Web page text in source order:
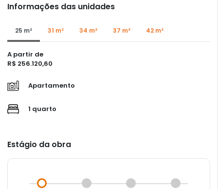
Informações das unidades
25 m² 31 m² 34 m² 37 m² 42 m²
A partir de
R$ 256.120,60
Apartamento
1 quarto
Estágio da obra